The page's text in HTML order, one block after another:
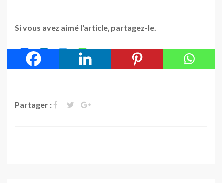
Si vous avez aimé l'article, partagez-le.
Partager :